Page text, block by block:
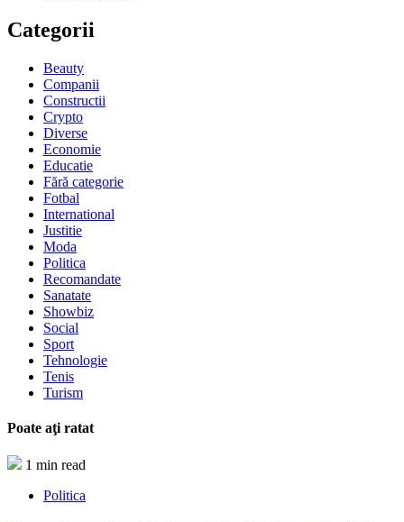
Categorii
Beauty
Companii
Constructii
Crypto
Diverse
Economie
Educatie
Fără categorie
Fotbal
International
Justitie
Moda
Politica
Recomandate
Sanatate
Showbiz
Social
Sport
Tehnologie
Tenis
Turism
Poate aţi ratat
1 min read
Politica